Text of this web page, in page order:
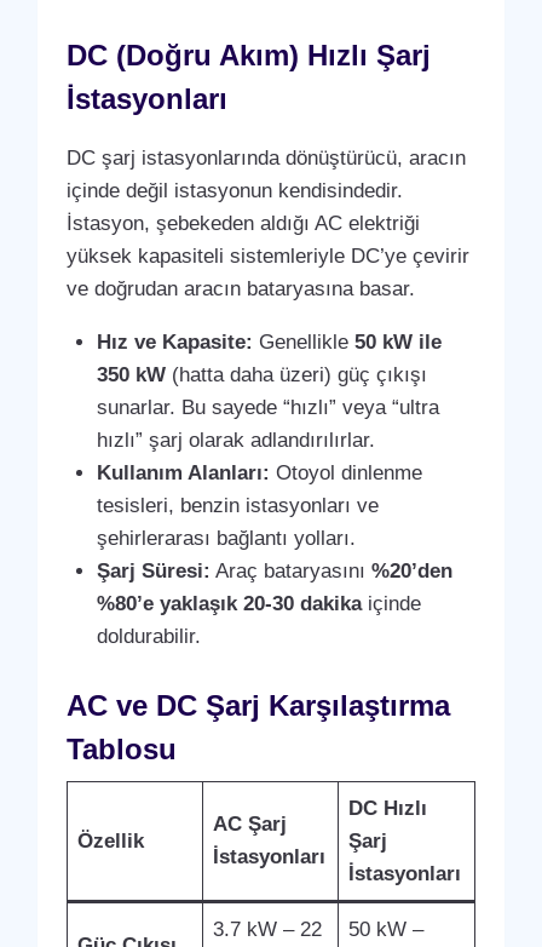
DC (Doğru Akım) Hızlı Şarj
İstasyonları
DC şarj istasyonlarında dönüştürücü, aracın
içinde değil istasyonun kendisindedir.
İstasyon, şebekeden aldığı AC elektriği
yüksek kapasiteli sistemleriyle DC’ye çevirir
ve doğrudan aracın bataryasına basar.
Hız ve Kapasite: Genellikle50 kW ile
350 kW (hatta daha üzeri) güç çıkışı
sunarlar. Bu sayede “hızlı” veya “ultra
hızlı” şarj olarak adlandırılırlar.
Kullanım Alanları: Otoyol dinlenme
tesisleri, benzin istasyonları ve
şehirlerarası bağlantı yolları.
Şarj Süresi: Araç bataryasını%20’den
%80’e yaklaşık 20-30 dakikaiçinde
doldurabilir.
AC ve DC Şarj Karşılaştırma
Tablosu
Özellik
AC Şarj
İstasyonları
DC Hızlı
Şarj
İstasyonları
3.7 kW – 22 50 kW –